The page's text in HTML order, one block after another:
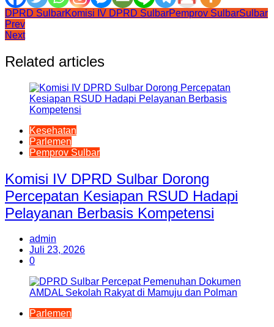
DPRD SulbarKomisi IV DPRD SulbarPemprov SulbarSulbar
Navigasi
pos
Prev
Next
Related articles
Kesehatan
Parlemen
Pemprov Sulbar
Komisi IV DPRD Sulbar Dorong
Percepatan Kesiapan RSUD Hadapi
Pelayanan Berbasis Kompetensi
admin
Juli 23, 2026
0
Parlemen